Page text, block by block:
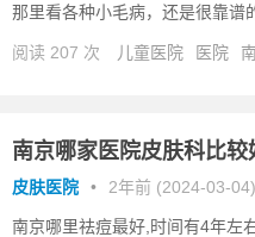
那里看各种小毛病，还是很靠谱
阅读 207 次 儿童医院 医院
南京哪家医院皮肤科比
皮肤医院 • 2年前 (2024-03-04)
南京哪里祛痘最好,时间有4年左